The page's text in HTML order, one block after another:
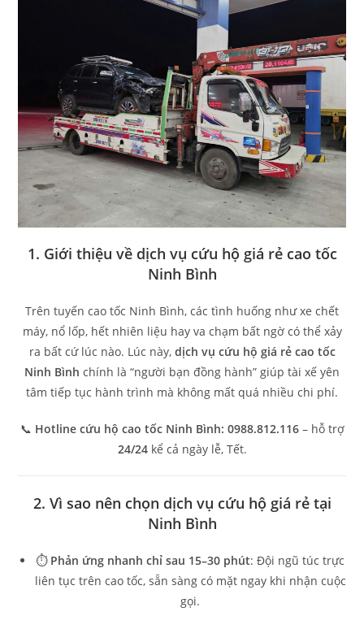
1. Giới thiệu về dịch vụ cứu hộ giá rẻ cao tốc
Ninh Bình
Trên tuyến cao tốc Ninh Bình, các tình huống như xe chết
máy, nổ lốp, hết nhiên liệu hay va chạm bất ngờ có thể xảy
ra bất cứ lúc nào. Lúc này, dịch vụ cứu hộ giá rẻ cao tốc
Ninh Bình chính là “người bạn đồng hành” giúp tài xế yên
tâm tiếp tục hành trình mà không mất quá nhiều chi phí.
📞 Hotline cứu hộ cao tốc Ninh Bình: 0988.812.116– hỗ trợ
24/24kể cả ngày lễ, Tết.
2. Vì sao nên chọn dịch vụ cứu hộ giá rẻ tại
Ninh Bình
⏱️ Phản ứng nhanh chỉ sau 15–30 phút: Đội ngũ túc trực
liên tục trên cao tốc, sẵn sàng có mặt ngay khi nhận cuộc
gọi.